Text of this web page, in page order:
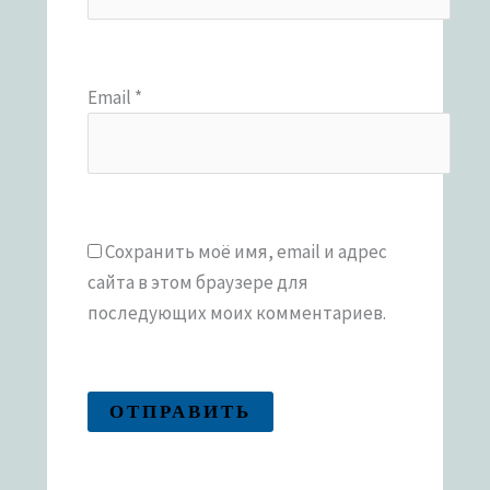
Email *
Сохранить моё имя, email и адрес
сайта в этом браузере для
последующих моих комментариев.